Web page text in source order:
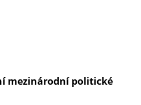
mezinárodní politické